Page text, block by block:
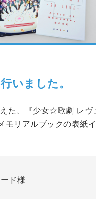
いました。
た、『少女☆歌劇 レヴ
リアルブックの表紙
ド様